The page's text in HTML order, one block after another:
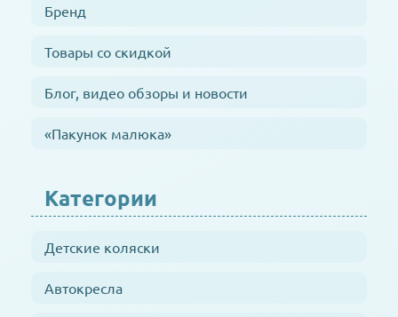
Бренд
Товары со скидкой
Блог, видео обзоры и новости
«Пакунок малюка»
Категории
Детские коляски
Автокресла